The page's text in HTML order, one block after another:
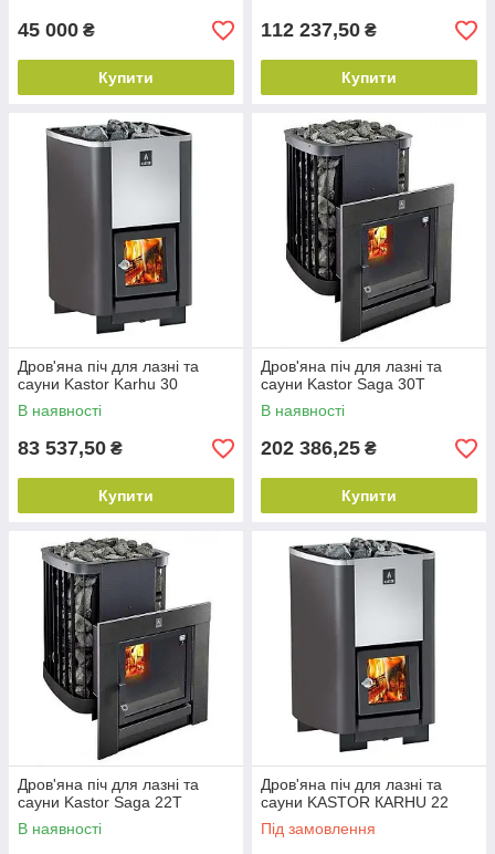
45 000 ₴
Купити
112 237,50 ₴
Купити
Дров'яна піч для лазні та
сауни Kastor Karhu 30
В наявності
83 537,50 ₴
Купити
Дров'яна піч для лазні та
сауни Kastor Saga 30T
В наявності
202 386,25 ₴
Купити
Дров'яна піч для лазні та
сауни Kastor Saga 22Т
В наявності
Дров'яна піч для лазні та
сауни KASTOR КARHU 22
Під замовлення